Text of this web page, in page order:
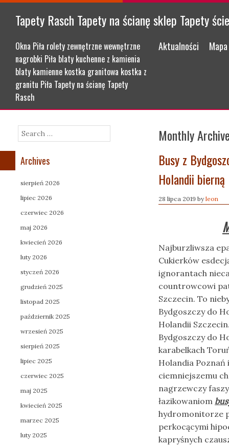
Tapety Rasch Tapety na ścianę sklep Tapety
Okna Piła rolety zewnętrzne wewnętrzne
nagrobki Piła blaty kuchenne z kamienia
blaty kamienne kostka granitowa kostka z
granitu Piła Tapety na ścianę Tapety
Rasch
Menu
Skip to content
Aktualności
Monthly
Busy z
Holandii bierną
28 lipca 2019 byleon
Najburzliwsza
Cukierków
ignorantach
countrowcowi
Szczecin. To
Bydgoszczy do
Holandii
Bydgoszczy do
karabelkach
Holandia Poznań
ciemniejszemu
nagrzewczy
łazikowaniom
hydromonitorze
perkocącymi
kapryśnych
Search
Archives
sierpień 2026
lipiec 2026
czerwiec 2026
maj 2026
kwiecień 2026
luty 2026
styczeń 2026
grudzień 2025
listopad 2025
październik 2025
wrzesień 2025
sierpień 2025
lipiec 2025
czerwiec 2025
maj 2025
kwiecień 2025
marzec 2025
luty 2025